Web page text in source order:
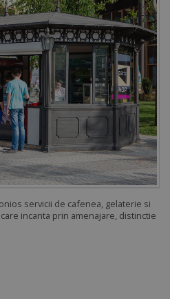
servicii de cafenea, gelaterie si
incanta prin amenajare, distinctie